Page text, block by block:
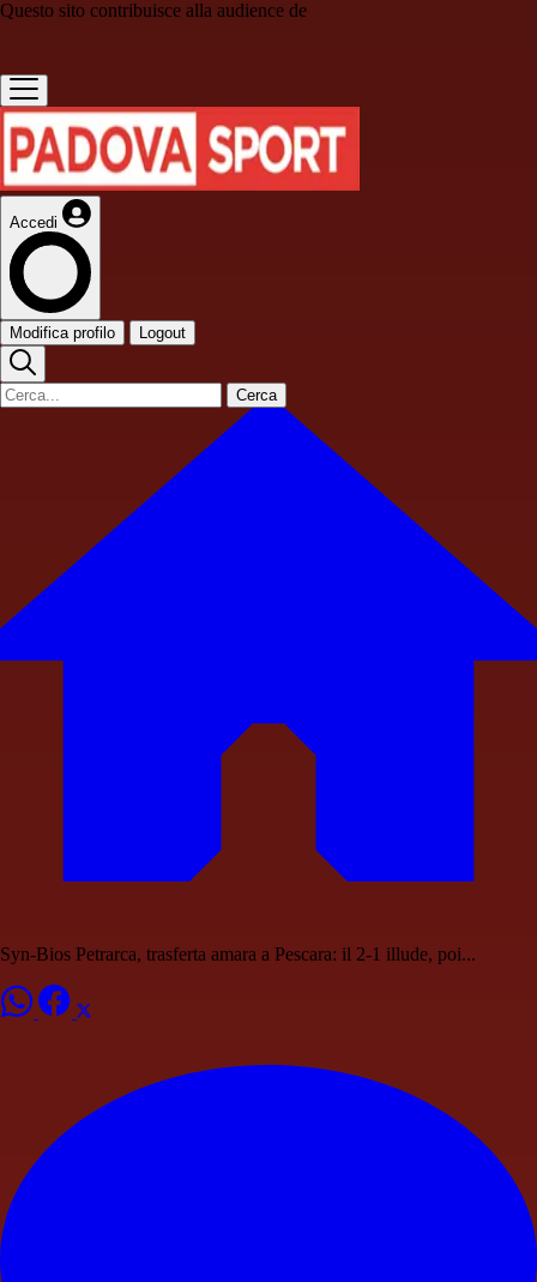
Questo sito contribuisce alla audience de
Accedi
Modifica profilo Logout
Cerca
Syn-Bios Petrarca, trasferta amara a Pescara: il 2-1 illude, poi...